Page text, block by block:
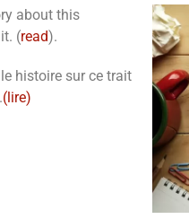
about this
(read).
histoire sur ce trait
(lire)